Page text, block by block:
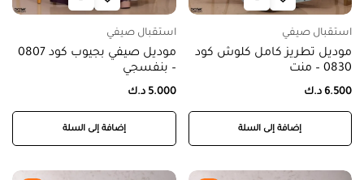
استقبال صيفي
موديل تطريز كامل كلوش كود
0830 – منت
6.500 د.ك
إضافة إلى السلة
استقبال صيفي
موديل صيفي بجيوب كود 0807
– بنفسجي
5.000 د.ك
إضافة إلى السلة